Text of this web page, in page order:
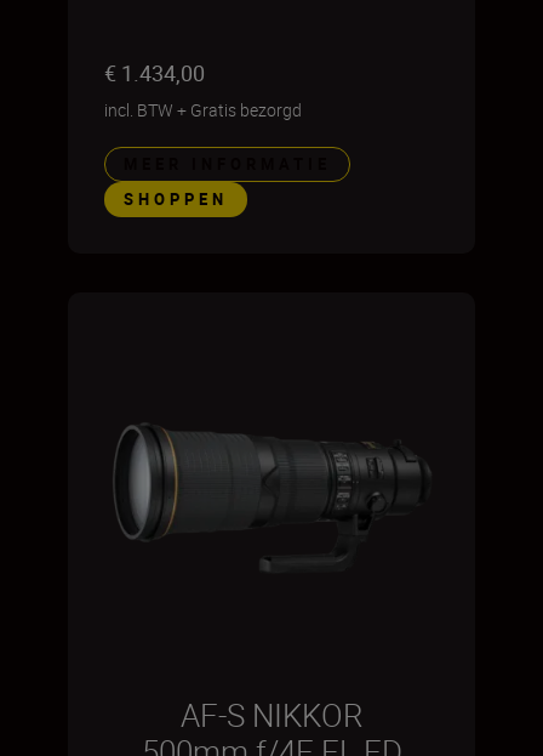
€ 1.434,00
incl. BTW + Gratis bezorgd
SHOPPEN
AF-S NIKKOR